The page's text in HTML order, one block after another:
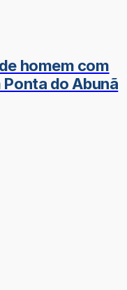
homem com
do Abunã